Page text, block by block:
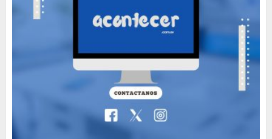
The full story of
Thailand’s extraordinary
cave rescue
MAYO 14, 2024